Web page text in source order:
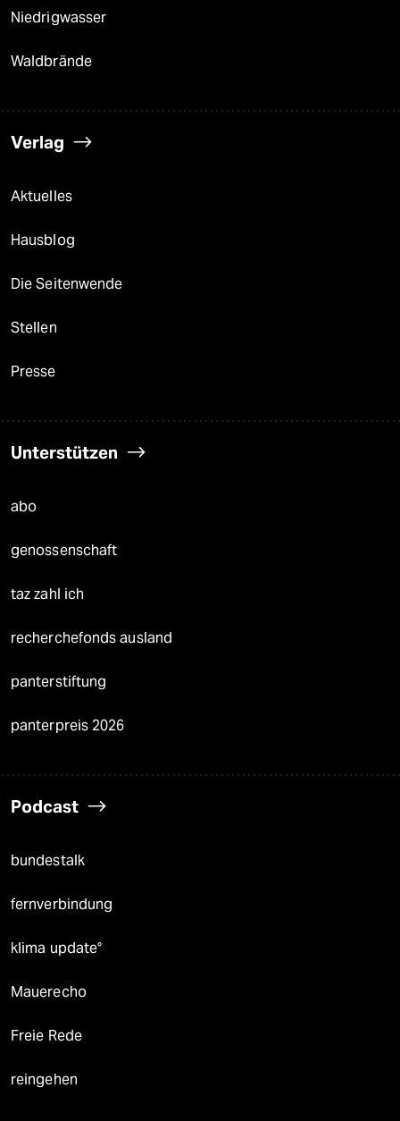
Niedrigwasser
Waldbrände
Verlag
Aktuelles
Hausblog
Die Seitenwende
Stellen
Presse
Unterstützen
abo
genossenschaft
taz zahl ich
recherchefonds ausland
panterstiftung
panterpreis 2026
Podcast
bundestalk
fernverbindung
klima update°
Mauerecho
Freie Rede
reingehen